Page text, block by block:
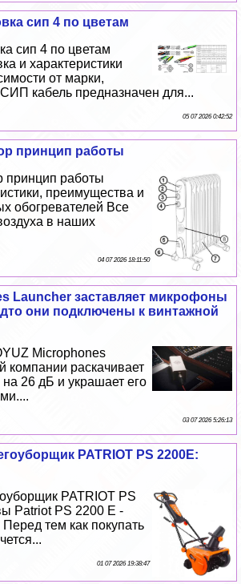
сип 4 по цветам
сип 4 по цветам
и хаpaктеристики
от марки,
кабель предназначен для...
05 07 2026 0:42:52
принцип работы
принцип работы
преимущества и
обогревателей Все
в наших
04 07 2026 18:11:50
Launcher заставляет микрофоны
они подключены к винтажной
Microphones
компании раскачивает
26 дБ и украшает его
03 07 2026 5:26:13
PATRIOT PS 2200E:
PATRIOT PS
Patriot PS 2200 E -
тем как покупать
01 07 2026 19:38:47